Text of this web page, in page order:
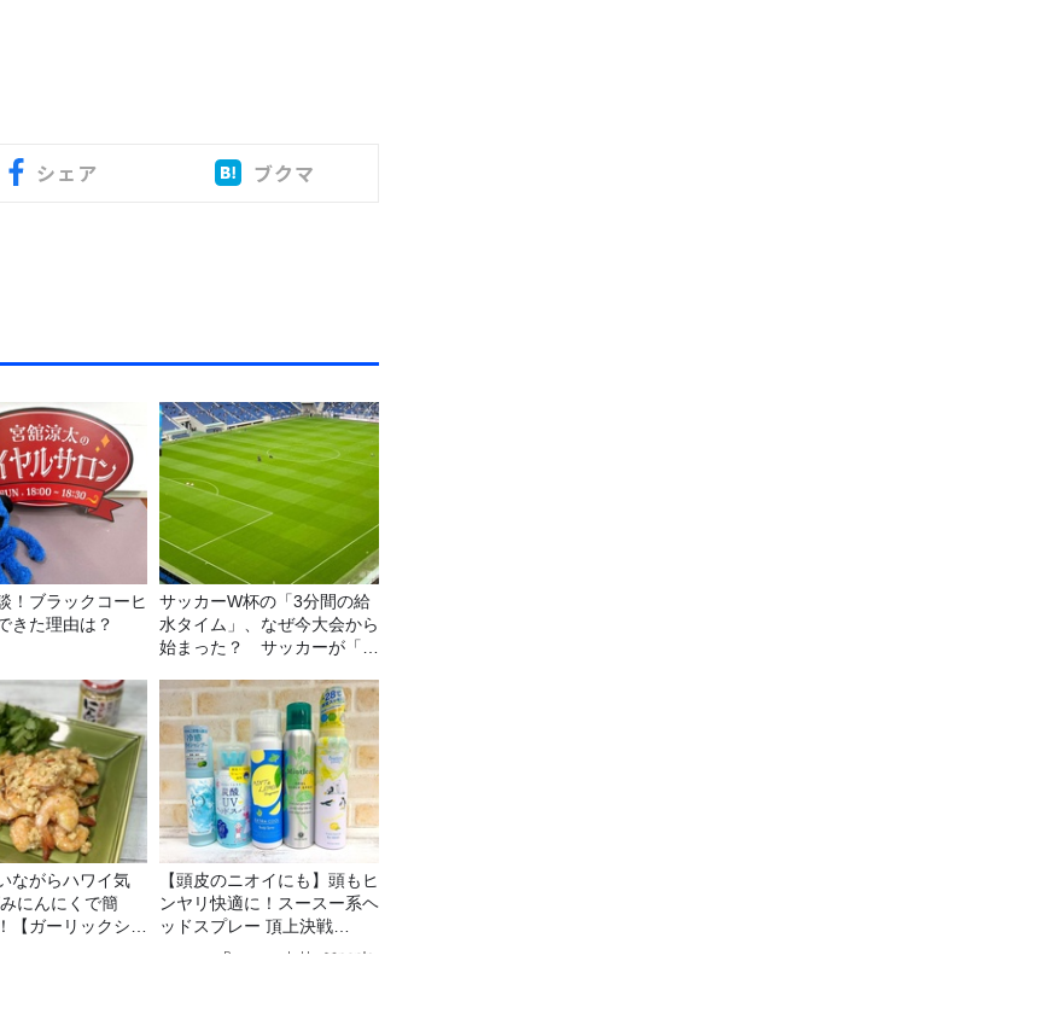
シェア ブクマ
！ブラックコーヒ
きた理由は？
サッカーW杯の「3分間の給
水タイム」、なぜ今大会から
始まった？ サッカーが「お
ながらハワイ気
にんにくで簡
【ガーリックシュ
【頭皮のニオイにも】頭もヒ
ンヤリ快適に！スースー系ヘ
ッドスプレー 頂上決戦
Recommended by